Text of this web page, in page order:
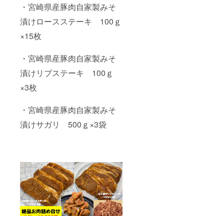
・宮崎県産豚肉自家製みそ
漬けロースステーキ 100ｇ
×15枚
・宮崎県産豚肉自家製みそ
漬けリブステーキ 100ｇ
×3枚
・宮崎県産豚肉自家製みそ
漬けサガリ 500ｇ×3袋